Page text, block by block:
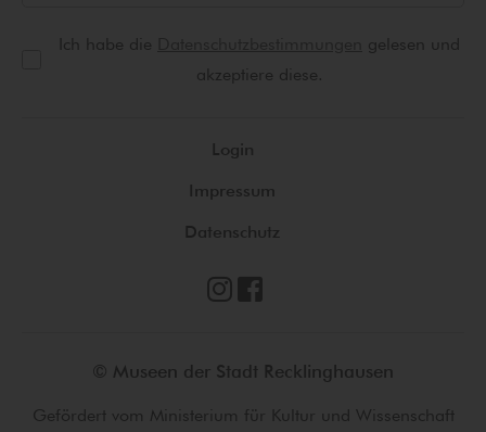
Ich habe die
gelesen und
akzeptiere diese.
Login
Impressum
Datenschutz
© Museen der Stadt Recklinghausen
Gefördert vom Ministerium für Kultur und Wissenschaft